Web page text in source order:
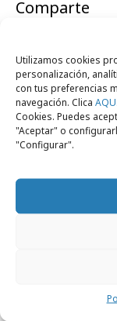
Utilizamos cookies
personalización,
con tus preferencias
navegación. Clica
Cookies. Puedes
"Aceptar" o
"Configurar".
Comparte